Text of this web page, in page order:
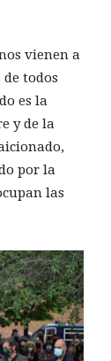
vienen a
todos
es la
y de la
por la
las